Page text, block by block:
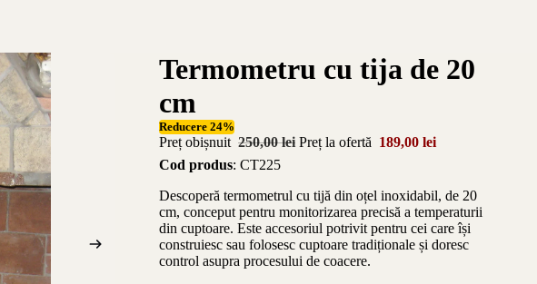
Termometru cu tija de 20
cm
Reducere 24%
Preț obișnuit 250,00 lei Preț la ofertă 189,00 lei
Cod produs: CT225
Descoperă termometrul cu tijă din oțel inoxidabil, de 20
cm, conceput pentru monitorizarea precisă a temperaturii
din cuptoare. Este accesoriul potrivit pentru cei care își
construiesc sau folosesc cuptoare tradiționale și doresc
control asupra procesului de coacere.